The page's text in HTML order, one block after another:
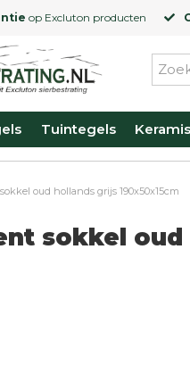
op Excluton producten
Tuintegels
oud hollands grijs 190x50x15cm
sokkel oud